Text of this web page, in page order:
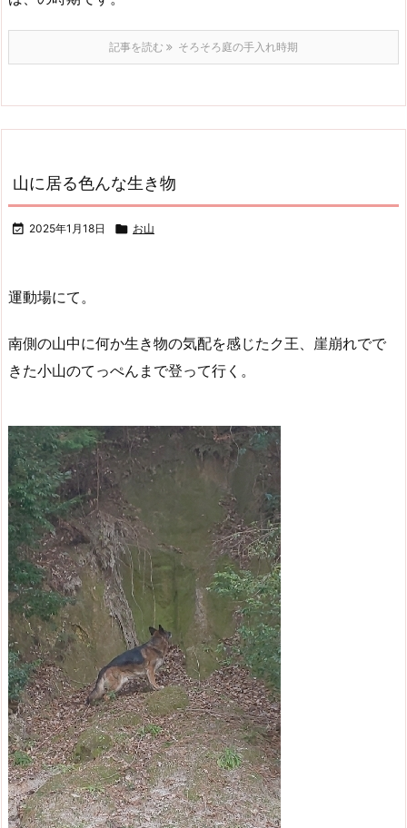
記事を読む そろそろ庭の手入れ時期
山に居る色んな生き物
 2025年1月18日  お山
運動場にて。
南側の山中に何か生き物の気配を感じたク王、崖崩れでで
きた小山のてっぺんまで登って行く。